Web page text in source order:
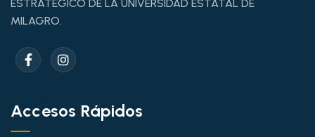
ESTRATÉGICO DE LA UNIVERSIDAD ESTATAL DE
MILAGRO.
Accesos Rápidos